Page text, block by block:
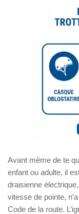
Avant même de te
enfant ou adulte, il
draisienne
vitesse de pointe,
Code de la route.